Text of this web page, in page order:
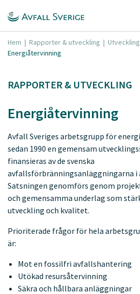
Hem | Rapporter & utveckling | Utveckling
Energiåtervinning
RAPPORTER & UTVECKLING
Energiåtervinning
Avfall Sveriges arbetsgrupp för
sedan 1990 en gemensam
finansieras av de svenska
avfallsförbränningsanläggningarna i
Satsningen genomförs genom
och gemensamma underlag som
utveckling och kvalitet.
Prioriterade frågor för hela
är:
Mot en fossilfri avfallshantering
Utökad resursåtervinning
Säkra och hållbara anläggningar